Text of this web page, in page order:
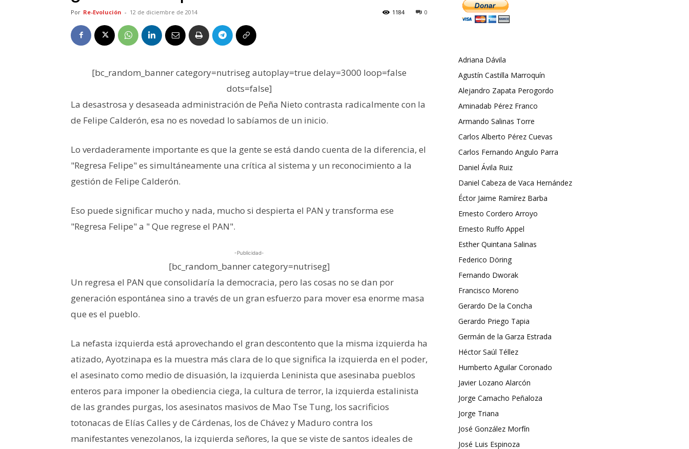
Por Re-Evolución - 12 de diciembre de 2014 0
1184
[bc_random_banner category=nutriseg autoplay=true delay=3000 loop=false
dots=false]
La desastrosa y desaseada administración de Peña Nieto contrasta radicalmente con la
de Felipe Calderón, esa no es novedad lo sabíamos de un inicio.
Lo verdaderamente importante es que la gente se está dando cuenta de la diferencia, el
"Regresa Felipe" es simultáneamente una crítica al sistema y un reconocimiento a la
gestión de Felipe Calderón.
Eso puede significar mucho y nada, mucho si despierta el PAN y transforma ese
"Regresa Felipe" a " Que regrese el PAN".
-Publicidad-
[bc_random_banner category=nutriseg]
Un regresa el PAN que consolidaría la democracia, pero las cosas no se dan por
generación espontánea sino a través de un gran esfuerzo para mover esa enorme masa
que es el pueblo.
La nefasta izquierda está aprovechando el gran descontento que la misma izquierda ha
atizado, Ayotzinapa es la muestra más clara de lo que significa la izquierda en el poder,
el asesinato como medio de disuasión, la izquierda Leninista que asesinaba pueblos
enteros para imponer la obediencia ciega, la cultura de terror, la izquierda estalinista
de las grandes purgas, los asesinatos masivos de Mao Tse Tung, los sacrificios
totonacas de Elías Calles y de Cárdenas, los de Chávez y Maduro contra los
manifestantes venezolanos, la izquierda señores, la que se viste de santos ideales de
Adriana Dávila
Agustín Castilla Marroquín
Alejandro Zapata Perogordo
Aminadab Pérez Franco
Armando Salinas Torre
Carlos Alberto Pérez Cuevas
Carlos Fernando Angulo Parra
Daniel Ávila Ruiz
Daniel Cabeza de Vaca Hernández
Éctor Jaime Ramírez Barba
Ernesto Cordero Arroyo
Ernesto Ruffo Appel
Esther Quintana Salinas
Federico Döring
Fernando Dworak
Francisco Moreno
Gerardo De la Concha
Gerardo Priego Tapia
Germán de la Garza Estrada
Héctor Saúl Téllez
Humberto Aguilar Coronado
Javier Lozano Alarcón
Jorge Camacho Peñaloza
Jorge Triana
José González Morfín
José Luis Espinoza